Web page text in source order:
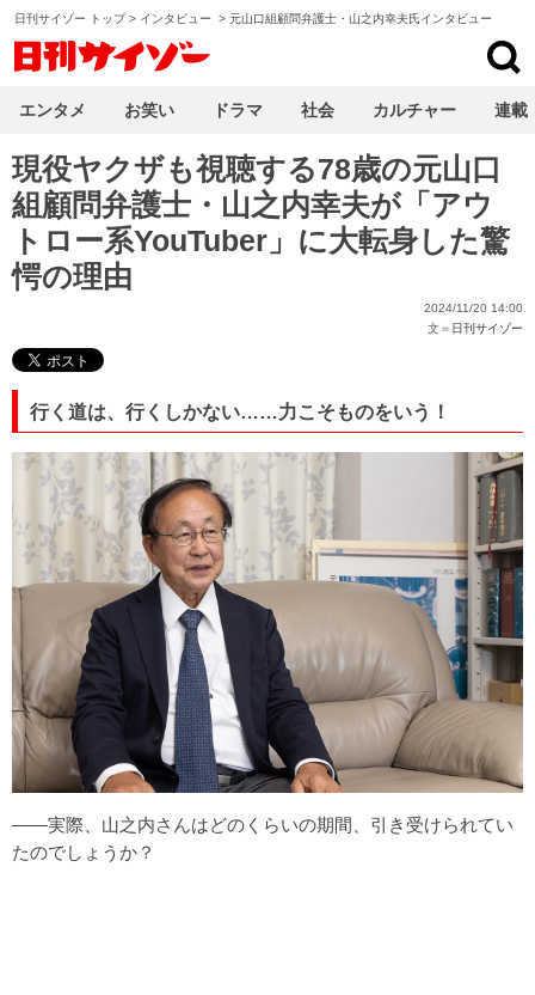
日刊サイゾー トップ> インタビュー > 元山口組顧問弁護士・山之内幸夫氏インタビュー
現役ヤクザも視聴する78歳の元山口
組顧問弁護士・山之内幸夫が「アウ
トロー系YouTuber」に大転身した驚
愕の理由
2024/11/20 14:00
文＝ 日刊サイゾー
行く道は、行くしかない……力こそものをいう！
――実際、山之内さんはどのくらいの期間、引き受けられてい
たのでしょうか？
エンタメ お笑い ドラマ 社会 カルチャー 連載